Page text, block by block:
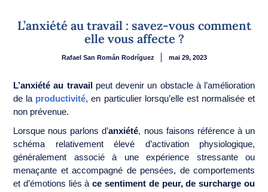
L’anxiété au travail : savez-vous comment
elle vous affecte ?
Rafael San Román Rodríguez mai 29, 2023
L’anxiété au travailpeut devenir un obstacle à l’amélioration
de la productivité, en particulier lorsqu’elle est normalisée et
non prévenue.
Lorsque nous parlons d’anxiété, nous faisons référence à un
schéma relativement élevé d’activation physiologique,
généralement associé à une expérience stressante ou
menaçante et accompagné de pensées, de comportements
et d’émotions liés à ce sentiment de peur, de surcharge ou